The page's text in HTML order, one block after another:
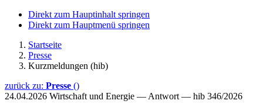
Direkt zum Hauptinhalt springen
Direkt zum Hauptmenü springen
Startseite
Presse
Kurzmeldungen (hib)
zurück zu: Presse ()
24.04.2026 Wirtschaft und Energie — Antwort — hib 346/2026